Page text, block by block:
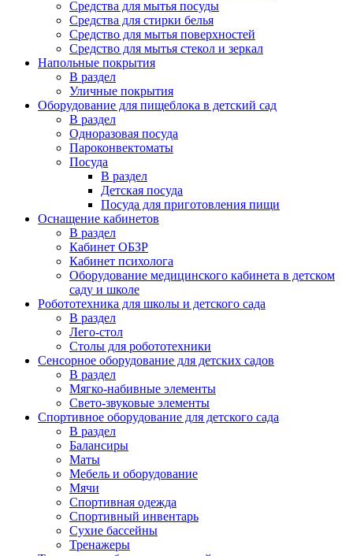
Средства для мытья посуды
Средства для стирки белья
Средство для мытья поверхностей
Средство для мытья стекол и зеркал
Напольные покрытия
В раздел
Уличные покрытия
Оборудование для пищеблока в детский сад
В раздел
Одноразовая посуда
Пароконвектоматы
Посуда
В раздел
Детская посуда
Посуда для приготовления пищи
Оснащение кабинетов
В раздел
Кабинет ОБЗР
Кабинет психолога
Оборудование медицинского кабинета в детском
саду и школе
Робототехника для школы и детского сада
В раздел
Лего-стол
Столы для робототехники
Сенсорное оборудование для детских садов
В раздел
Мягко-набивные элементы
Свето-звуковые элементы
Спортивное оборудование для детского сада
В раздел
Балансиры
Маты
Мебель и оборудование
Мячи
Спортивная одежда
Спортивный инвентарь
Сухие бассейны
Тренажеры